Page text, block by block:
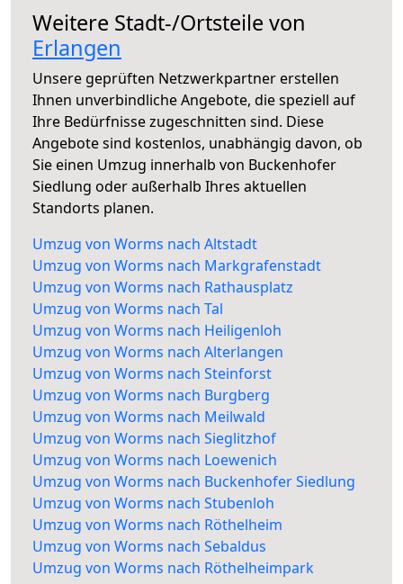
Weitere Stadt-/Ortsteile von
Erlangen
Unsere geprüften Netzwerkpartner erstellen
Ihnen unverbindliche Angebote, die speziell auf
Ihre Bedürfnisse zugeschnitten sind. Diese
Angebote sind kostenlos, unabhängig davon, ob
Sie einen Umzug innerhalb von Buckenhofer
Siedlung oder außerhalb Ihres aktuellen
Standorts planen.
Umzug von Worms nach Altstadt
Umzug von Worms nach Markgrafenstadt
Umzug von Worms nach Rathausplatz
Umzug von Worms nach Tal
Umzug von Worms nach Heiligenloh
Umzug von Worms nach Alterlangen
Umzug von Worms nach Steinforst
Umzug von Worms nach Burgberg
Umzug von Worms nach Meilwald
Umzug von Worms nach Sieglitzhof
Umzug von Worms nach Loewenich
Umzug von Worms nach Buckenhofer Siedlung
Umzug von Worms nach Stubenloh
Umzug von Worms nach Röthelheim
Umzug von Worms nach Sebaldus
Umzug von Worms nach Röthelheimpark